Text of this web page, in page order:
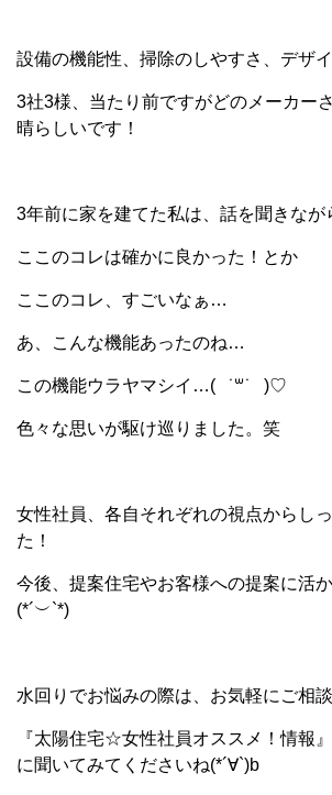
設備の機能性、掃除のしやすさ、デザ
3社3様、当たり前ですがどのメーカー
晴らしいです！
3年前に家を建てた私は、話を聞きなが
ここのコレは確かに良かった！とか
ここのコレ、すごいなぁ…
あ、こんな機能あったのね…
この機能ウラヤマシイ…( ˙꒳​˙ )♡
色々な思いが駆け巡りました。笑
女性社員、各自それぞれの視点からし
た！
今後、提案住宅やお客様への提案に活
(*´︶`*)
水回りでお悩みの際は、お気軽にご相
『太陽住宅☆女性社員オススメ！情報
に聞いてみてくださいね(*´∀`)b